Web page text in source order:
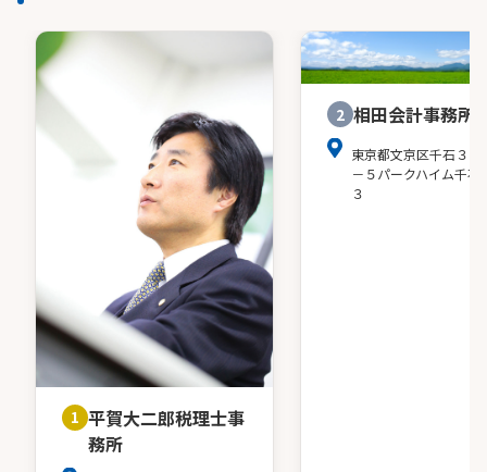
1 平賀大二郎税理士事
務所
2 相田会計事務所
東京都文京区千石３－
－５パークハイム千石
３